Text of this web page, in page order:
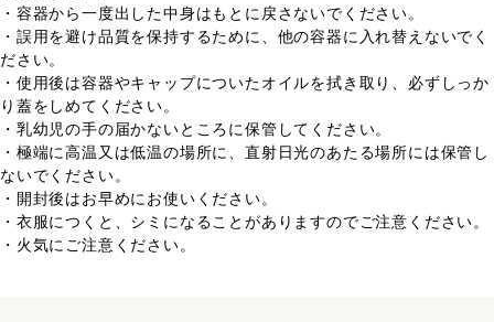
・容器から一度出した中身はもとに戻さないでください。
・誤用を避け品質を保持するために、他の容器に入れ替えないでく
ださい。
・使用後は容器やキャップについたオイルを拭き取り、必ずしっか
り蓋をしめてください。
・乳幼児の手の届かないところに保管してください。
・極端に高温又は低温の場所に、直射日光のあたる場所には保管し
ないでください。
・開封後はお早めにお使いください。
・衣服につくと、シミになることがありますのでご注意ください。
・火気にご注意ください。